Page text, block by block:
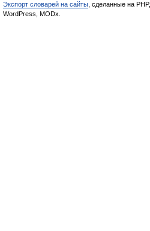
Экспорт словарей на сайты , сделанные на PHP,
WordPress, MODx.